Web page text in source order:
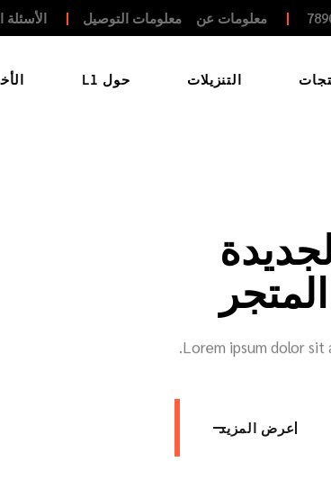
معلومات عن معلومات التوصيل الأسئلة
التنزيلات حول L1
الشهادة
المختبر الهندسي
Lorem ipsum dolor sit
عرض المزيد